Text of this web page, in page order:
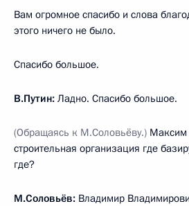
Вам огромное спасибо и слова
этого ничего не было.
Спасибо большое.
В.Путин: Ладно. Спасибо большое.
(Обращаясь к М.Соловьёву.) Максим
строительная организация где
где?
М.Соловьёв: Владимир